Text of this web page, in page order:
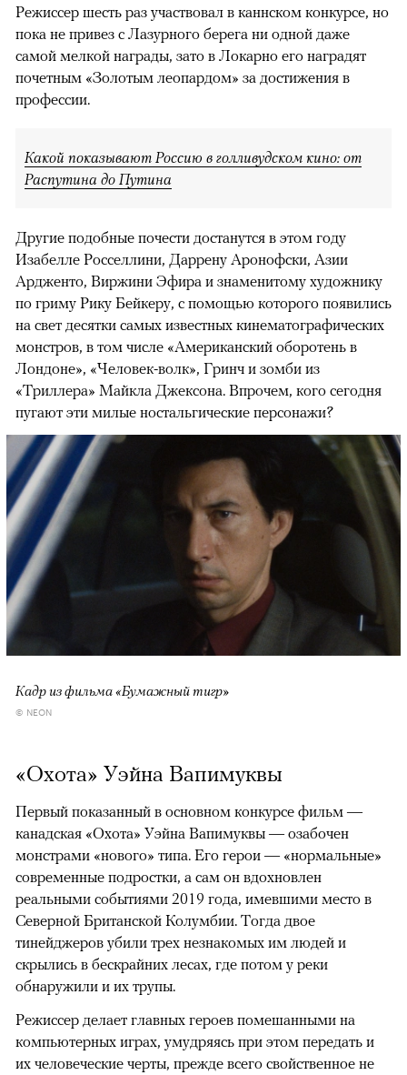
Режиссер шесть раз участвовал в каннском конкурсе, но
пока не привез с Лазурного берега ни одной даже
самой мелкой награды, зато в Локарно его наградят
почетным «Золотым леопардом» за достижения в
профессии.
Какой показывают Россию в голливудском кино: от
Распутина до Путина
Другие подобные почести достанутся в этом году
Изабелле Росселлини, Даррену Аронофски, Азии
Ардженто, Виржини Эфира и знаменитому художнику
по гриму Рику Бейкеру, с помощью которого появились
на свет десятки самых известных кинематографических
монстров, в том числе «Американский оборотень в
Лондоне», «Человек-волк», Гринч и зомби из
«Триллера» Майкла Джексона. Впрочем, кого сегодня
пугают эти милые ностальгические персонажи?
Кадр из фильма «Бумажный тигр»
© NEON
«Охота» Уэйна Вапимуквы
Первый показанный в основном конкурсе фильм —
канадская «Охота» Уэйна Вапимуквы — озабочен
монстрами «нового» типа. Его герои — «нормальные»
современные подростки, а сам он вдохновлен
реальными событиями 2019 года, имевшими место в
Северной Британской Колумбии. Тогда двое
тинейджеров убили трех незнакомых им людей и
скрылись в бескрайних лесах, где потом у реки
обнаружили и их трупы.
Режиссер делает главных героев помешанными на
компьютерных играх, умудряясь при этом передать и
их человеческие черты, прежде всего свойственное не